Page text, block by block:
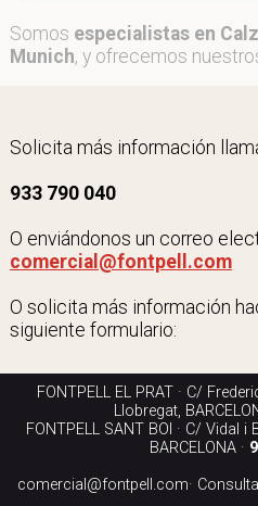
Somos especialistas en
Munich, y ofrecemos
Solicita más información
933 790 040
O enviándonos un correo
comercial@fontpell.com
O solicita más información
siguiente formulario:
FONTPELL EL PRAT · C/
Llobregat,
FONTPELL SANT BOI · C/ Vidal
BARCELONA ·
comercial@fontpell.com·